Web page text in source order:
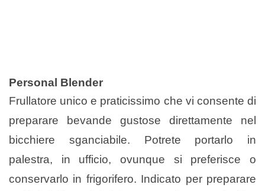
Personal Blender
Frullatore unico e praticissimo che vi consente di
preparare bevande gustose direttamente nel
bicchiere sganciabile. Potrete portarlo in
palestra, in ufficio, ovunque si preferisce o
conservarlo in frigorifero. Indicato per preparare